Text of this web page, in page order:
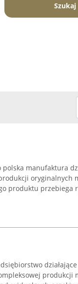
Szukaj
polska manufaktura
oryginalnych
produktu przebiega
produkcji